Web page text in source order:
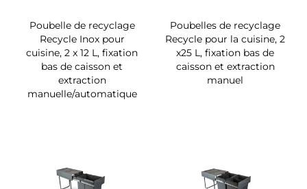
Poubelle de recyclage
Recycle Inox pour
cuisine, 2 x 12 L, fixation
bas de caisson et
extraction
manuelle/automatique
Poubelles de recyclage
Recycle pour la cuisine, 2
x25 L, fixation bas de
caisson et extraction
manuel